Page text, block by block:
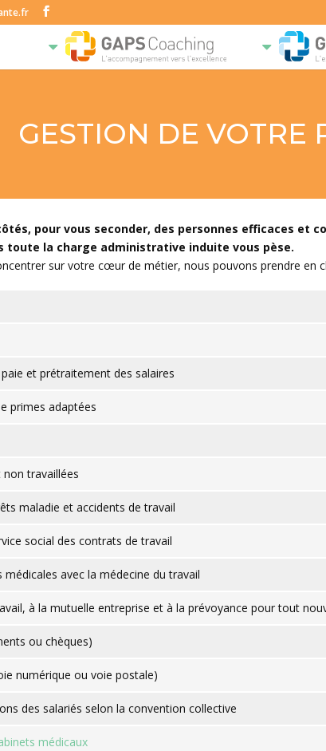
GESTION DE VOTRE
pour vous seconder, des personnes efficaces et
toute la charge administrative induite vous pèse.
sur votre cœur de métier, nous pouvons prendre en
et prétraitement des salaires
primes adaptées
non travaillées
maladie et accidents de travail
social des contrats de travail
avec la médecine du travail
à la mutuelle entreprise et à la prévoyance pour tout
ou chèques)
numérique ou voie postale)
des salariés selon la convention collective
médicaux